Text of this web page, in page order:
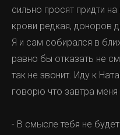
сильно просят придти
крови редкая, доноров
Я и сам собирался в
равно бы отказать не
так не звонит. Иду к
говорю что завтра меня
- В смысле тебя не